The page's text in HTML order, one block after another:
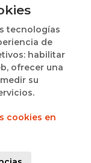
tecnologías
de
habilitar
ofrecer una
su
cookies en